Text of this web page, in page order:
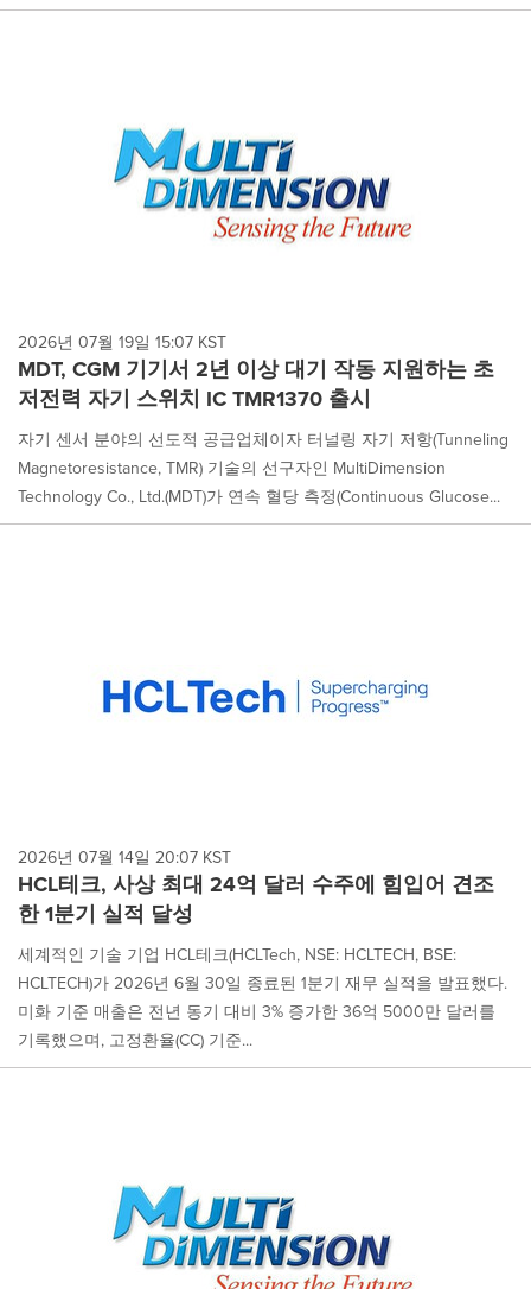
2026년 07월 19일 15:07 KST
MDT, CGM 기기서 2년 이상 대기 작동 지원하는 초
저전력 자기 스위치 IC TMR1370 출시
자기 센서 분야의 선도적 공급업체이자 터널링 자기 저항(Tunneling
Magnetoresistance, TMR) 기술의 선구자인 MultiDimension
Technology Co., Ltd.(MDT)가 연속 혈당 측정(Continuous Glucose...
2026년 07월 14일 20:07 KST
HCL테크, 사상 최대 24억 달러 수주에 힘입어 견조
한 1분기 실적 달성
세계적인 기술 기업 HCL테크(HCLTech, NSE: HCLTECH, BSE:
HCLTECH)가 2026년 6월 30일 종료된 1분기 재무 실적을 발표했다.
미화 기준 매출은 전년 동기 대비 3% 증가한 36억 5000만 달러를
기록했으며, 고정환율(CC) 기준...